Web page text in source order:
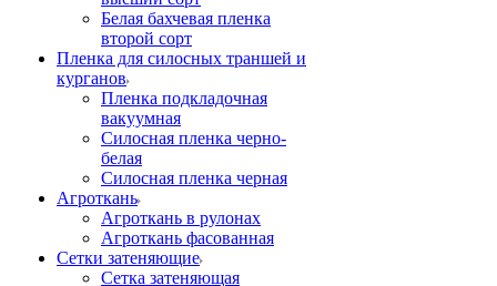
Белая бахчевая пленка
второй сорт
Пленка для силосных траншей и
курганов
Пленка подкладочная
вакуумная
Силосная пленка черно-
белая
Силосная пленка черная
Агроткань
Агроткань в рулонах
Агроткань фасованная
Сетки затеняющие
Сетка затеняющая